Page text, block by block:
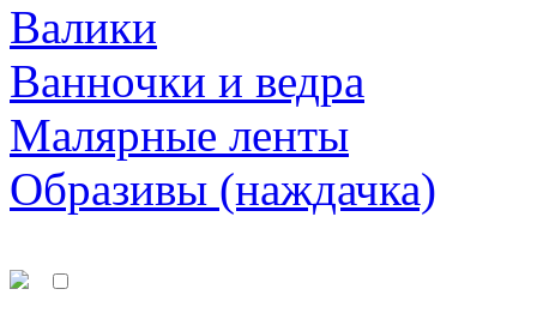
Валики
Ванночки и ведра
Малярные ленты
Образивы (наждачка)